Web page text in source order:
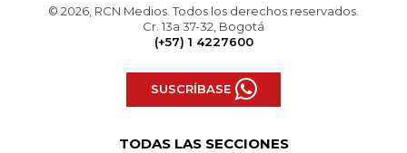
© 2026, RCN Medios. Todos los derechos reservados.
Cr. 13a 37-32, Bogotá
(+57) 1 4227600
SUSCRÍBASE
TODAS LAS SECCIONES